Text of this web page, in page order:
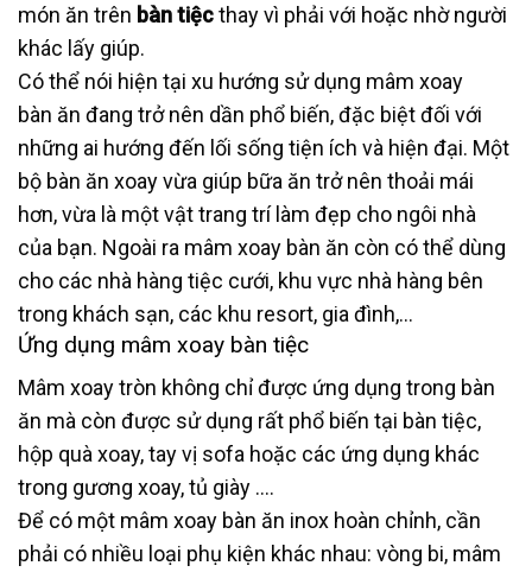
món ăn trên bàn tiệcthay vì phải với hoặc nhờ người
khác lấy giúp.
Có thể nói hiện tại xu hướng sử dụng mâm xoay
bàn ăn đang trở nên dần phổ biến, đặc biệt đối với
những ai hướng đến lối sống tiện ích và hiện đại. Một
bộ bàn ăn xoay vừa giúp bữa ăn trở nên thoải mái
hơn, vừa là một vật trang trí làm đẹp cho ngôi nhà
của bạn. Ngoài ra mâm xoay bàn ăn còn có thể dùng
cho các nhà hàng tiệc cưới, khu vực nhà hàng bên
trong khách sạn, các khu resort, gia đình,…
Ứng dụng mâm xoay bàn tiệc
Mâm xoay tròn không chỉ được ứng dụng trong bàn
ăn mà còn được sử dụng rất phổ biến tại bàn tiệc,
hộp quà xoay, tay vị sofa hoặc các ứng dụng khác
trong gương xoay, tủ giày ….
Để có một mâm xoay bàn ăn inox hoàn chỉnh, cần
phải có nhiều loại phụ kiện khác nhau: vòng bi, mâm